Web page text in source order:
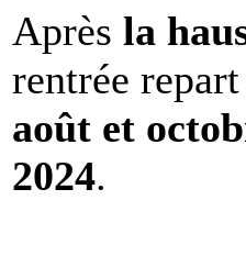
Après la
rentrée
août et
2024.